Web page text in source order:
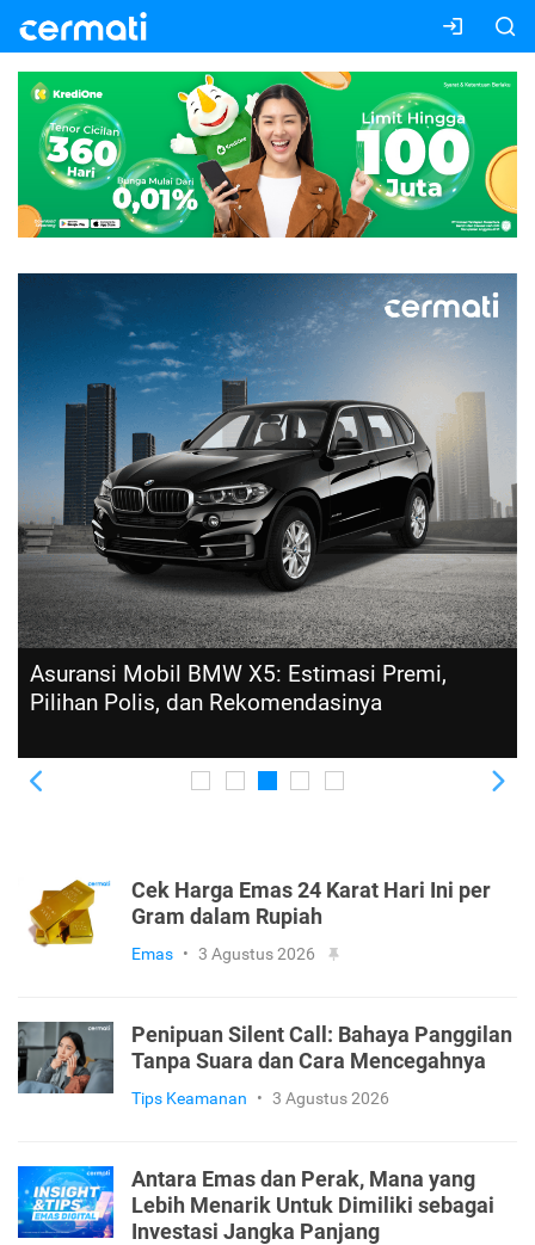
Asuransi Mobil BMW X5: Estimasi Premi,
Pilihan Polis, dan Rekomendasinya
Cek Harga Emas 24 Karat Hari Ini per
Gram dalam Rupiah
Emas • 3 Agustus 2026
Penipuan Silent Call: Bahaya Panggilan
Tanpa Suara dan Cara Mencegahnya
Tips Keamanan • 3 Agustus 2026
Antara Emas dan Perak, Mana yang
Lebih Menarik Untuk Dimiliki sebagai
Investasi Jangka Panjang